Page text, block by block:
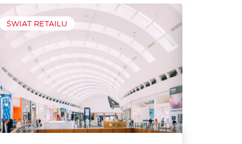
pieniędzy i zakupy mogą...
ŚWIAT RETAILU